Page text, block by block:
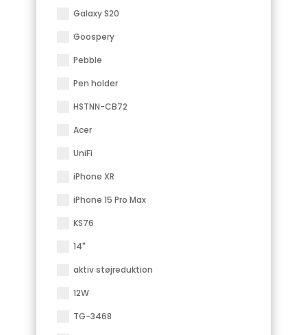
Galaxy S20
Goospery
Pebble
Pen holder
HSTNN-CB72
Acer
UniFi
iPhone XR
iPhone 15 Pro Max
KS76
14"
aktiv støjreduktion
12W
TG-3468